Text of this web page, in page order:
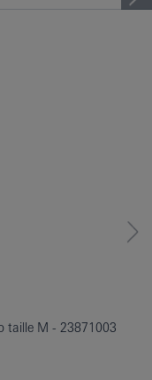
taille M
23871003